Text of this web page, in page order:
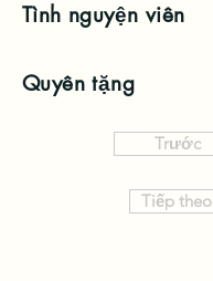
Tình nguyện viên
Quyên tặng
Trước
Tiếp theo